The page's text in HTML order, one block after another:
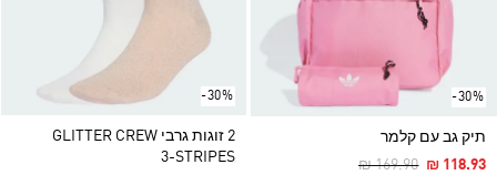
-30%
תיק גב עם קלמר
Price Reduced From
₪ 169.90To₪ 118.93
-30%
2 זוגות גרבי GLITTER CREW